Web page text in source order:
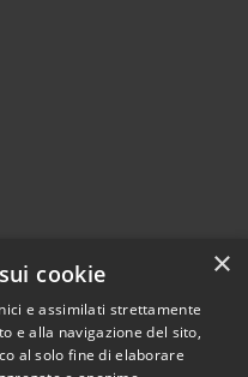
Copyright © 2024 •
Comune diGrottaminarda
×
cookie
e assimilati strettamente
e alla navigazione del sito,
al solo fine di elaborare